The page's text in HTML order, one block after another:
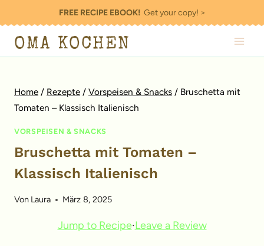
Inhalt
springen
FREE RECIPE EBOOK!Get your copy! >
OMA KOCHEN
Home / Rezepte / Vorspeisen & Snacks / Bruschetta mit
Tomaten – Klassisch Italienisch
VORSPEISEN & SNACKS
Bruschetta mit Tomaten –
Klassisch Italienisch
Von Laura März 8, 2025
Jump to Recipe·Leave a Review